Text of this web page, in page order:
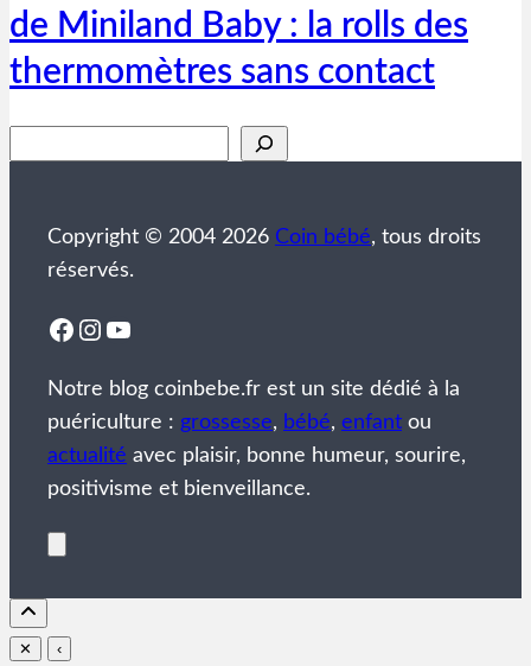
de Miniland Baby : la rolls des
thermomètres sans contact
Copyright © 2004 2026 Coin bébé, tous droits
réservés.
Facebook
Instagram
YouTube
Notre blog coinbebe.fr est un site dédié à la
puériculture : grossesse, bébé, enfant ou
actualité avec plaisir, bonne humeur, sourire,
positivisme et bienveillance.
✕ ‹